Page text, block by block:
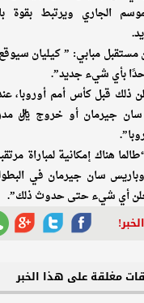
الجاري ويرتبط بقوة
مبابي: ” كيليان سيوقع
بأي شيء جديد”.
ذلك قبل كأس أمم أوروبا،
جيرمان أو خروج ريال
هناك إمكانية لمباراة
وباريس سان جيرمان في
أي شيء حتى حدوث ذلك”.
مغلقة على هذا الخبر